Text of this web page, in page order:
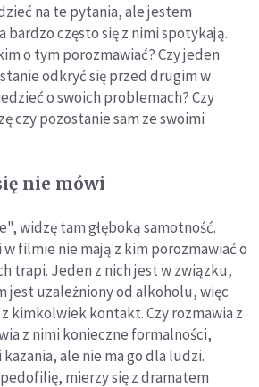
na te pytania, ale jestem
bardzo często się z nimi spotykają.
o tym porozmawiać? Czy jeden
odkryć się przed drugim w
o swoich problemach? Czy
czy pozostanie sam ze swoimi
nie mówi
widzę tam głęboką samotność.
filmie nie mają z kim porozmawiać o
trapi. Jeden z nich jest w związku,
jest uzależniony od alkoholu, więc
kimkolwiek kontakt. Czy rozmawia z
z nimi konieczne formalności,
ale nie ma go dla ludzi.
mierzy się z dramatem